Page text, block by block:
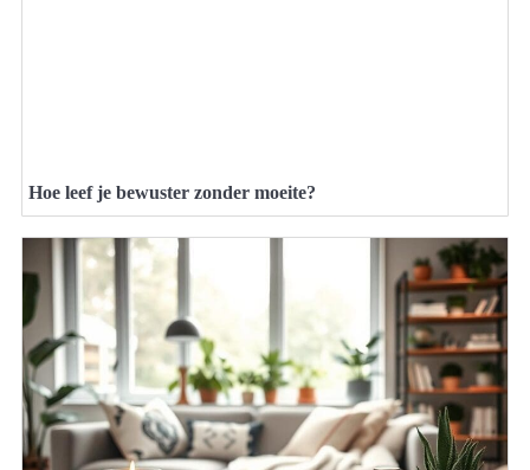
Hoe leef je bewuster zonder moeite?